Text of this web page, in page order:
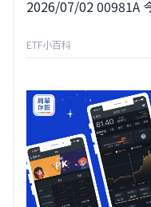
2026/07/02 00981A
ETF小百科